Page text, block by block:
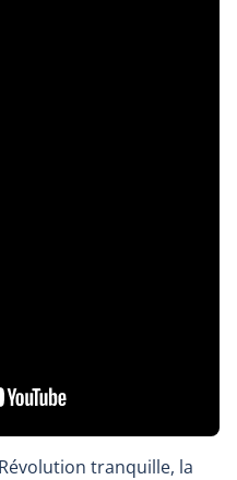
Révolution tranquille, la